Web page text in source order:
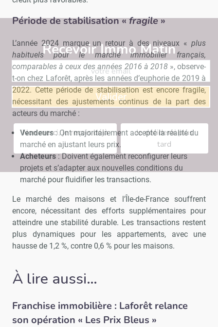
Période de stabilisation «fragile»
L’année 2024 marque un retour à des niveaux « plus
habituels pour le marché immobilier français,
comparables à ceux des années 2016 à 2018», observe-
t-on chez Laforêt, après les années d’euphorie de 2019 à
2022. Cette période de stabilisation est encore fragile,
nécessitant des ajustements continus de la part des
acteurs du marché :
Vendeurs: Ont majoritairement accepté la réalité du
marché en ajustant leurs prix.
Acheteurs: Doivent également reconfigurer leurs
projets et s’adapter aux nouvelles conditions du
marché pour fluidifier les transactions.
Le marché des maisons et l’Île-de-France souffrent
encore, nécessitant des efforts supplémentaires pour
atteindre une stabilité durable. Les transactions restent
plus dynamiques pour les appartements, avec une
hausse de 1,2 %, contre 0,6 % pour les maisons.
À lire aussi…
Franchise immobilière : Laforêt relance
son opération « Les Prix Bleus »
Recevoir Immo Matin
Valider
Non merci, je reçois déjà
!
Je déciderai plus
tard